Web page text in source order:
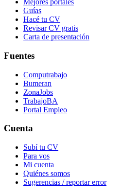
Mejores portales
Guías
Hacé tu CV
Revisar CV gratis
Carta de presentación
Fuentes
Computrabajo
Bumeran
ZonaJobs
TrabajoBA
Portal Empleo
Cuenta
Subí tu CV
Para vos
Mi cuenta
Quiénes somos
Sugerencias / reportar error